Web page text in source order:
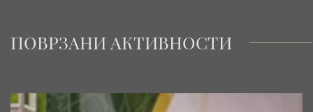
ПОВРЗАНИ АКТИВНОСТИ